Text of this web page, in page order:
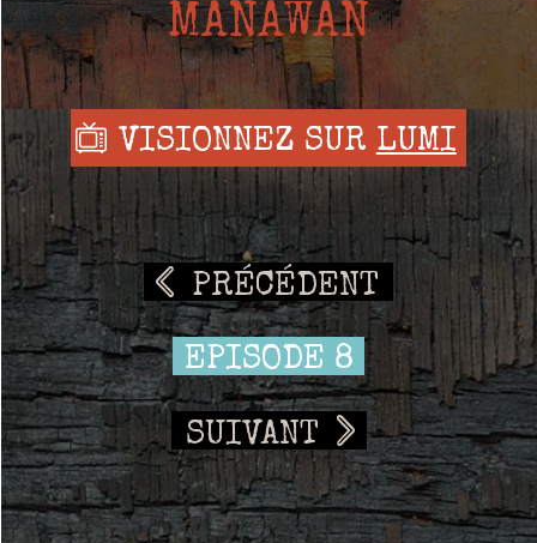
MANAWAN
VISIONNEZ SUR LUMI
PRÉCÉDENT
EPISODE 8
SUIVANT